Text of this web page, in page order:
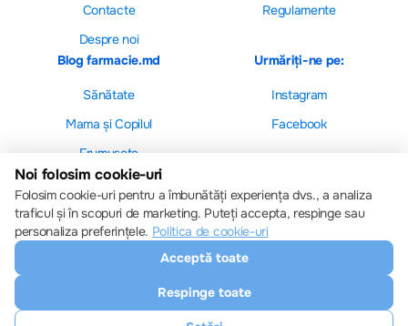
Contacte
Despre noi
Regulamente
Blog farmacie.md
Sănătate
Mama și Copilul
Frumusețe
Urmăriți-ne pe:
Instagram
Facebook
Farmacie.md
Descărcați aplicația noastră
Setări cookie-uri
Politica de cookie-uri
Noi folosim cookie-uri
Folosim cookie-uri pentru a îmbunătăți experiența dvs., a analiza
traficul și în scopuri de marketing. Puteți accepta, respinge sau
personaliza preferințele. Politica de cookie-uri
Acceptă toate
Respinge toate